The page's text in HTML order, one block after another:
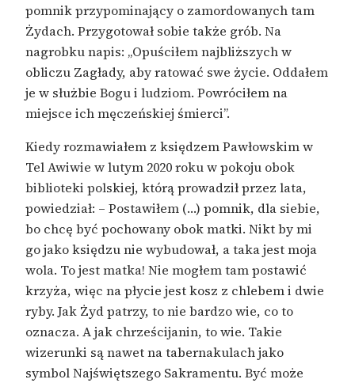
pomnik przypominający o zamordowanych tam
Żydach. Przygotował sobie także grób. Na
nagrobku napis: „Opuściłem najbliższych w
obliczu Zagłady, aby ratować swe życie. Oddałem
je w służbie Bogu i ludziom. Powróciłem na
miejsce ich męczeńskiej śmierci”.
Kiedy rozmawiałem z księdzem Pawłowskim w
Tel Awiwie w lutym 2020 roku w pokoju obok
biblioteki polskiej, którą prowadził przez lata,
powiedział: – Postawiłem (…) pomnik, dla siebie,
bo chcę być pochowany obok matki. Nikt by mi
go jako księdzu nie wybudował, a taka jest moja
wola. To jest matka! Nie mogłem tam postawić
krzyża, więc na płycie jest kosz z chlebem i dwie
ryby. Jak Żyd patrzy, to nie bardzo wie, co to
oznacza. A jak chrześcijanin, to wie. Takie
wizerunki są nawet na tabernakulach jako
symbol Najświętszego Sakramentu. Być może